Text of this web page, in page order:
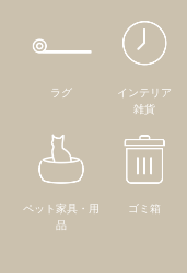
ラグ
インテリア
雑貨
ペット家具・用
品
ゴミ箱